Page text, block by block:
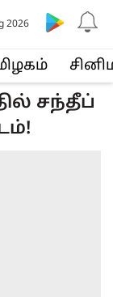
2026
சந்தீப்